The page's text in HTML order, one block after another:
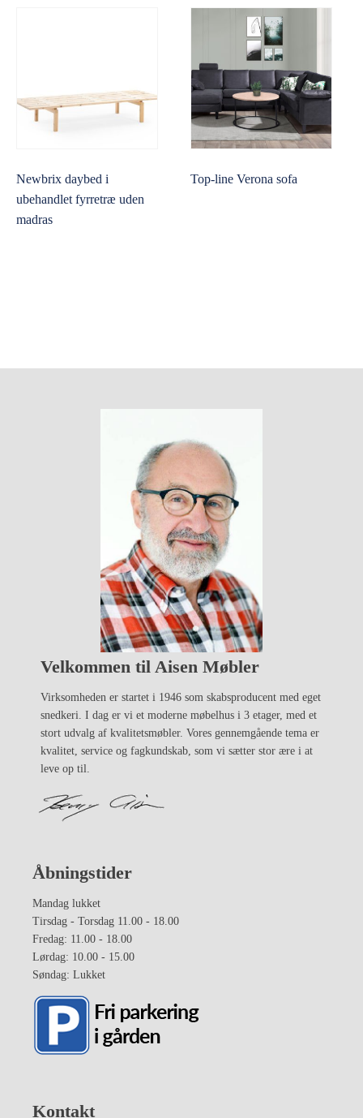
Newbrix daybed i
ubehandlet fyrretræ uden
madras
Top-line Verona sofa
Velkommen til Aisen Møbler
Virksomheden er startet i 1946 som skabsproducent med eget
snedkeri. I dag er vi et moderne møbelhus i 3 etager, med et
stort udvalg af kvalitetsmøbler. Vores gennemgående tema er
kvalitet, service og fagkundskab, som vi sætter stor ære i at
leve op til.
Åbningstider
Mandag lukket
Tirsdag - Torsdag 11.00 - 18.00
Fredag: 11.00 - 18.00
Lørdag: 10.00 - 15.00
Søndag: Lukket
Kontakt